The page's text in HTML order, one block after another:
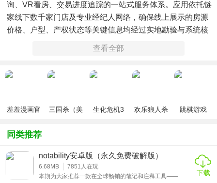
询、VR看房、交易进度追踪的一站式服务体系。应用依托链
家线下数千家门店及专业经纪人网络，确保线上展示的房源
价格、户型、产权状态等关键信息均经过实地勘验与系统核
节支持线上预约、电子合同签署及交易资金银行存管，同时
与风险可控化。
基于链家独家楼盘字典系统，对全国数千万套房源建立动态
档案库。每套房源需通过证件审核、实地拍摄、系统去重等
查看全部
羞羞漫画官
三国杀（美
生化危机3
欢乐狼人杀
跳棋游戏
同类推荐
notability安卓版（永久免费破解版）
6.68MB 7851 人在玩
本期为大家推荐一款在全球畅销的笔记和注释工具——
下载